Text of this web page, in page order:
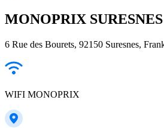
MONOPRIX SURESNES
6 Rue des Bourets, 92150 Suresnes,
WIFI MONOPRIX